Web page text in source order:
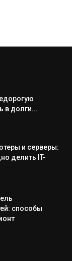
в долги...
и серверы:
делить IT-
способы